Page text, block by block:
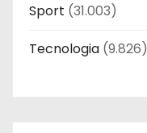
Sport (31.003)
Tecnologia (9.826)